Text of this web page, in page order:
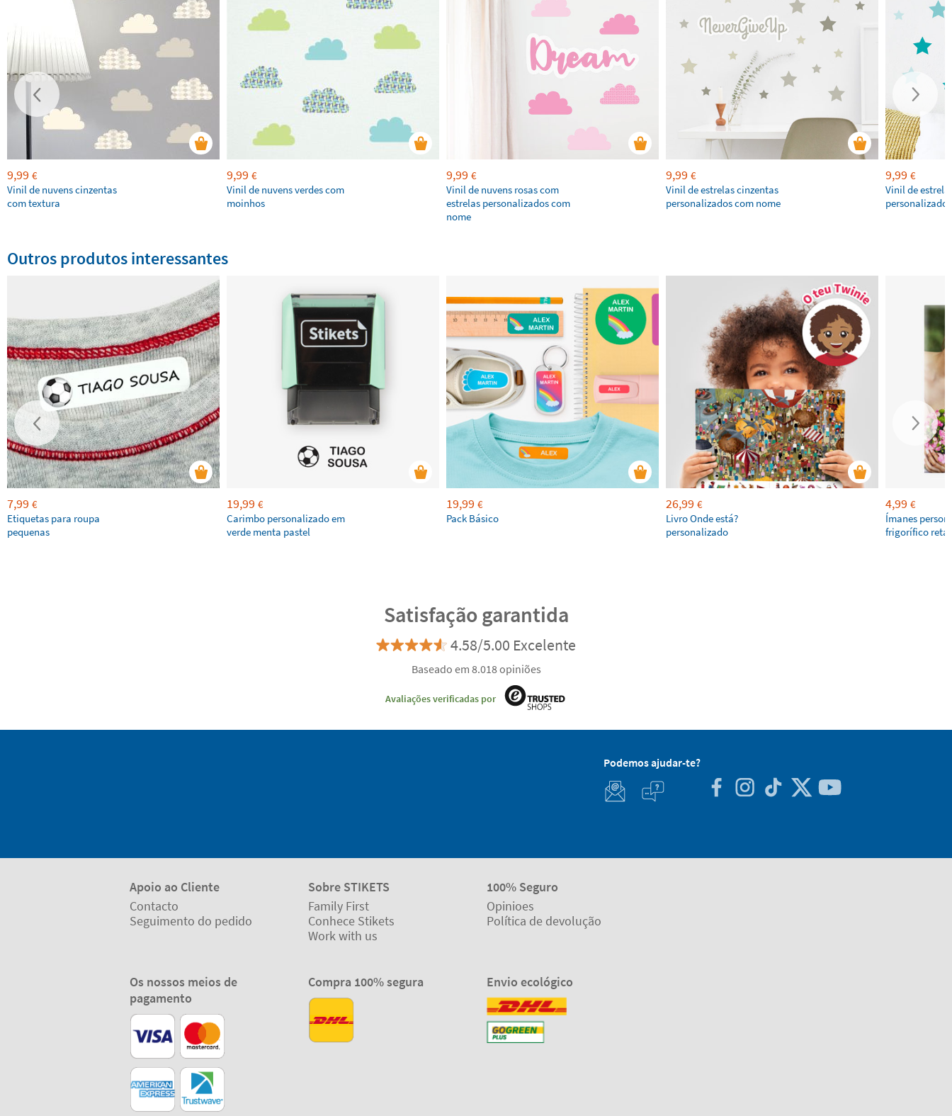
9,99 €
Vinil de nuvens cinzentas
com textura
9,99 €
Vinil de nuvens verdes com
moinhos
9,99 €
Vinil de nuvens rosas com
estrelas personalizados com
nome
9,99 €
Vinil de estrelas cinzentas
personalizados com nome
9,99 €
Vinil de
Outros produtos interessantes
7,99 €
Etiquetas para roupa
pequenas
19,99 €
Carimbo personalizado em
verde menta pastel
19,99 €
Pack Básico
26,99 €
Livro Onde está?
personalizado
4,99 €
Ímanes
frigorífico
Satisfação garantida
4.58/5.00 Excelente
Baseado em 8.018 opiniões
Avaliações verificadas por
Podemos ajudar-te?
Apoio ao Cliente
Contacto
Seguimento do pedido
Sobre STIKETS
Family First
Conhece Stikets
Work with us
100% Seguro
Opinioes
Política de devolução
Os nossos meios de
pagamento
Compra 100% segura Envio ecológico